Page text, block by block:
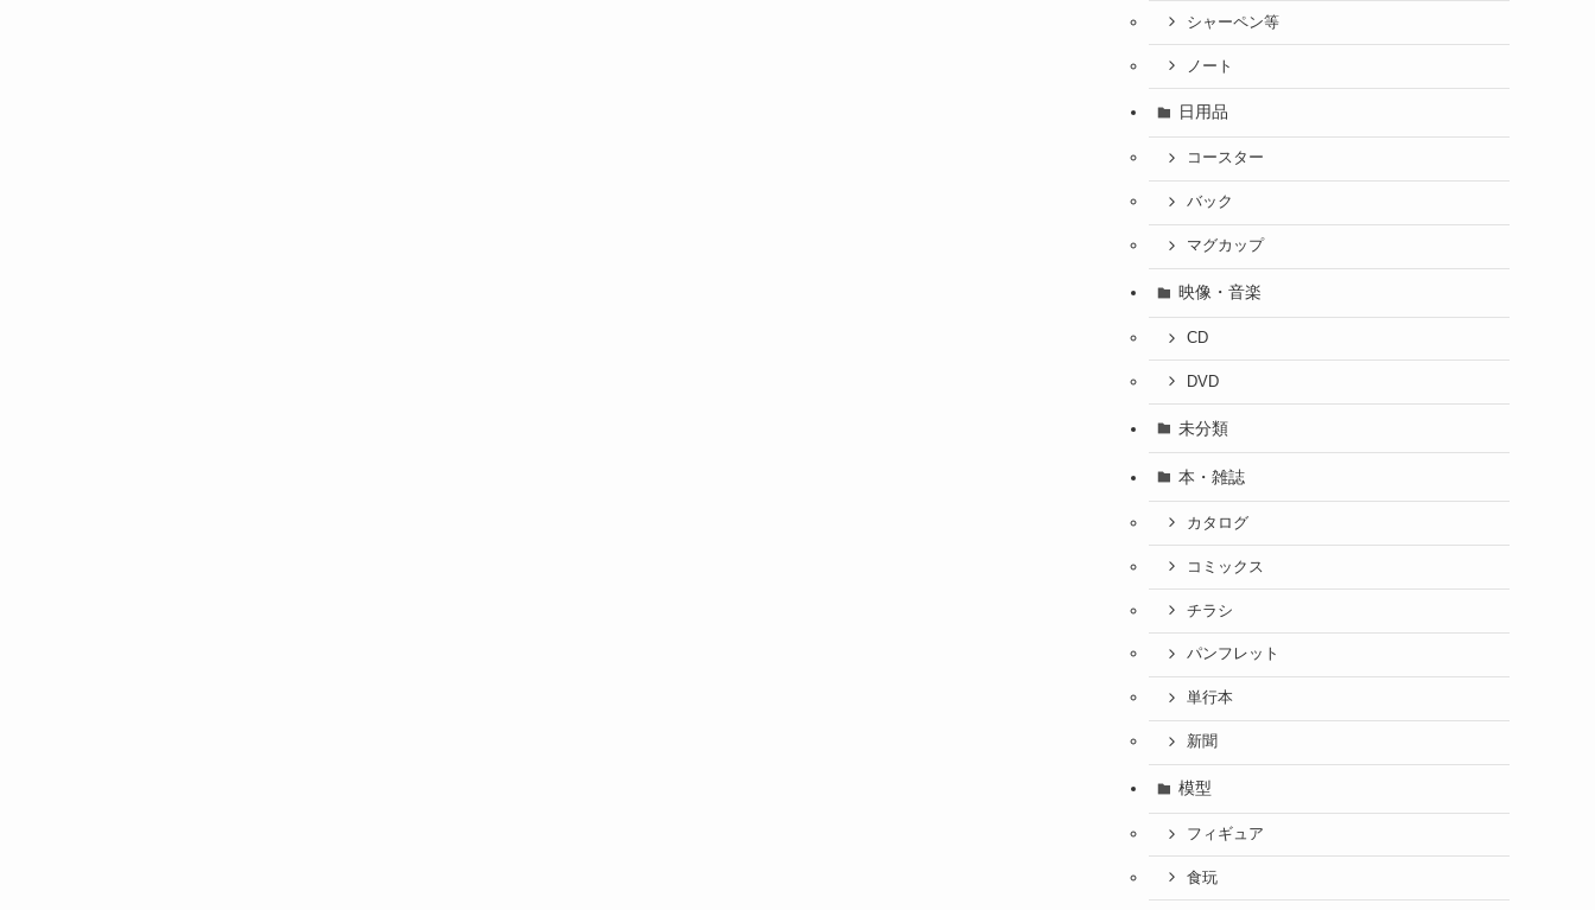
シャーペン等
ノート
日用品
コースター
バック
マグカップ
映像・音楽
CD
DVD
未分類
本・雑誌
カタログ
コミックス
チラシ
パンフレット
単行本
新聞
模型
フィギュア
食玩